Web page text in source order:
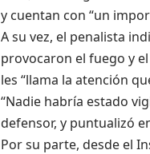
y cuentan con “un
A su vez, el penalista
provocaron el fuego y
les “llama la atención
“Nadie habría estado
defensor, y puntualizó
Por su parte, desde el